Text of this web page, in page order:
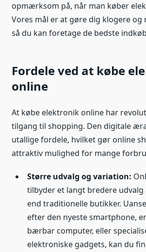
opmærksom på, når man køber
Vores mål er at gøre dig klogere
så du kan foretage de bedste
Fordele ved at købe
online
At købe elektronik online har
tilgang til shopping. Den digitale
utallige fordele, hvilket gør online
attraktiv mulighed for mange
Større udvalg og variation:
tilbyder et langt bredere
end traditionelle butikker.
efter den nyeste smartphone,
bærbar computer, eller
elektroniske gadgets, kan du